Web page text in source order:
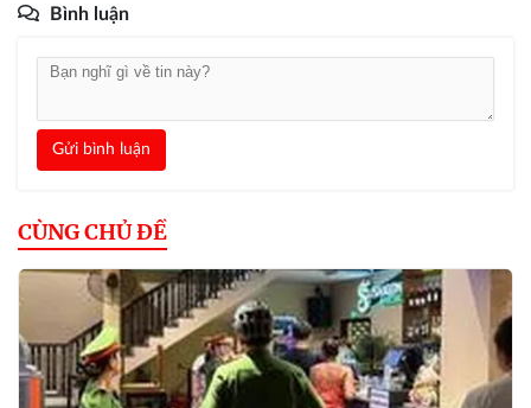
Bình luận
Gửi bình luận
CÙNG CHỦ ĐỀ